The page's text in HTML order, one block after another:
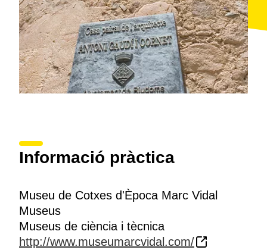
Informació pràctica
Museu de Cotxes d'Època Marc Vidal
Museus
Museus de ciència i tècnica
http://www.museumarcvidal.com/